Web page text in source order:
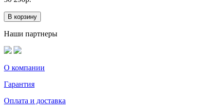
В корзину
Наши партнеры
О компании
Гарантия
Оплата и доставка